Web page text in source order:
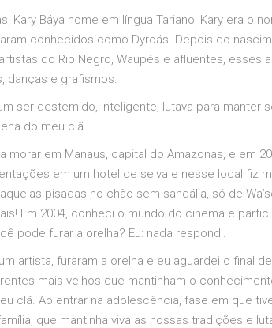
Kary Báya nome em língua Tariano, Kary era o
conhecidos como Dyroás. Depois do
do Rio Negro, Waupés e afluentes,
danças e grafismos.
ser destemido, inteligente, lutava para manter
do meu clã.
morar em Manaus, capital do Amazonas, e em
em um hotel de selva e nesse local fiz
pisadas no chão sem sandália, só de
Em 2004, conheci o mundo do cinema e
pode furar a orelha? Eu: nada respondi.
artista, furaram a orelha e eu aguardei o final
mais velhos que mantinham o
clã. Ao entrar na adolescência, fase em que
que mantinha viva as nossas tradições e